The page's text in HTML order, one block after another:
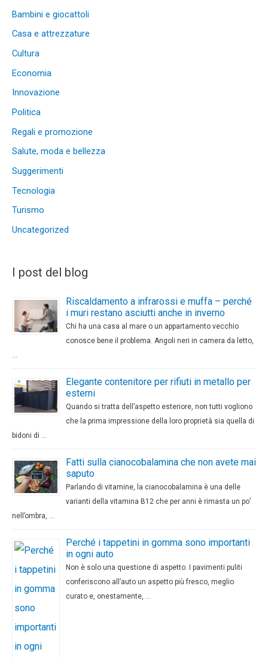
Bambini e giocattoli
Casa e attrezzature
Cultura
Economia
Innovazione
Politica
Regali e promozione
Salute, moda e bellezza
Suggerimenti
Tecnologia
Turismo
Uncategorized
I post del blog
Riscaldamento a infrarossi e muffa – perché
i muri restano asciutti anche in inverno
Chi ha una casa al mare o un appartamento vecchio
conosce bene il problema. Angoli neri in camera da letto,
Elegante contenitore per rifiuti in metallo per
esterni
Quando si tratta dell’aspetto esteriore, non tutti vogliono
che la prima impressione della loro proprietà sia quella di
bidoni di …
Fatti sulla cianocobalamina che non avete mai
saputo
Parlando di vitamine, la cianocobalamina è una delle
varianti della vitamina B12 che per anni è rimasta un po’
nell’ombra, …
Perché i tappetini in gomma sono importanti
in ogni auto
Non è solo una questione di aspetto. I pavimenti puliti
conferiscono all’auto un aspetto più fresco, meglio
curato e, onestamente, …